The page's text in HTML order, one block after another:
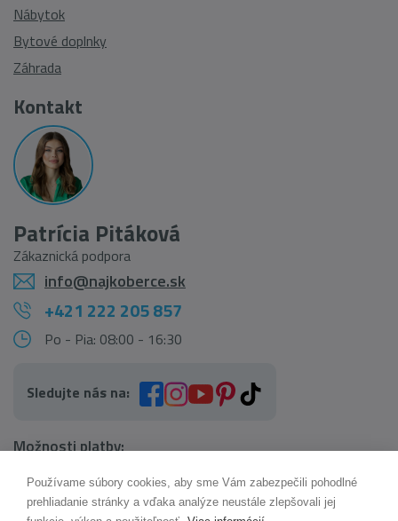
Nábytok
Bytové doplnky
Záhrada
Kontakt
Patrícia Pitáková
Zákaznická podpora
info@najkoberce.sk
+421 222 205 857
Po - Pia: 08:00 - 16:30
Sledujte nás na:
Možnosti platby:
Používame súbory cookies, aby sme Vám zabezpečili pohodlné
prehliadanie stránky a vďaka analýze neustále zlepšovali jej
AI pomocník Maxík
Online